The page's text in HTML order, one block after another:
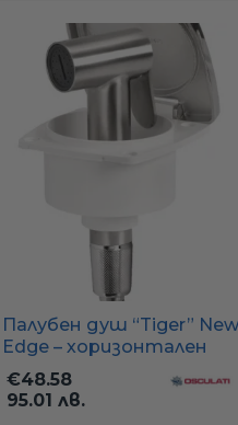
Палубен душ “Tiger” New
Edge – хоризонтален
монтаж (88×95 мм),
неръждаема слушалка
€48.58
95.01 лв.